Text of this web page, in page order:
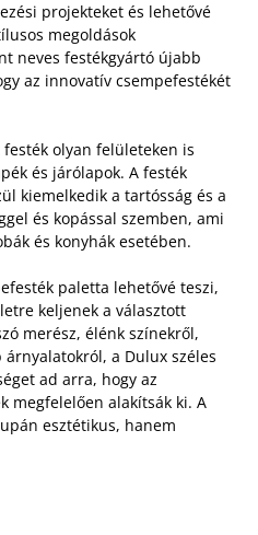
projekteket és lehetővé
megoldások
neves festékgyártó újabb
az innovatív csempefestékét
olyan felületeken is
és járólapok. A festék
kiemelkedik a tartósság és a
és kopással szemben, ami
és konyhák esetében.
paletta lehetővé teszi,
keljenek a választott
merész, élénk színekről,
a Dulux széles
ad arra, hogy az
megfelelően alakítsák ki. A
esztétikus, hanem